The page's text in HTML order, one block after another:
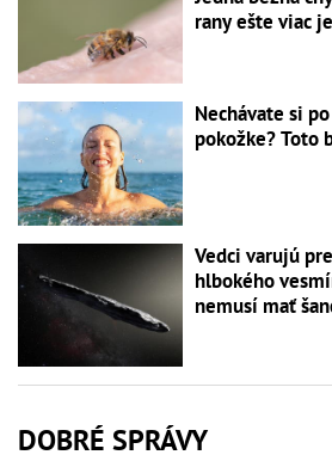
rany ešte viac
Nechávate si
pokožke? Toto
Vedci varujú
hlbokého
nemusí mať
DOBRÉ SPRÁVY